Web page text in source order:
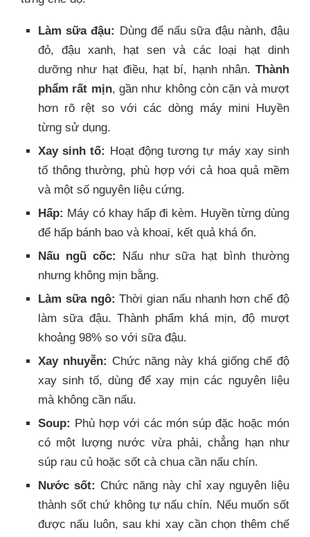
Làm sữa đậu: Dùng để nấu sữa đậu nành, đậu
đỏ, đậu xanh, hạt sen và các loại hạt dinh
dưỡng như hạt điều, hạt bí, hạnh nhân. Thành
phẩm rất mịn, gần như không còn cặn và mượt
hơn rõ rệt so với các dòng máy mini Huyền
từng sử dụng.
Xay sinh tố: Hoạt động tương tự máy xay sinh
tố thông thường, phù hợp với cả hoa quả mềm
và một số nguyên liệu cứng.
Hấp: Máy có khay hấp đi kèm. Huyền từng dùng
để hấp bánh bao và khoai, kết quả khá ổn.
Nấu ngũ cốc:
Nấu như sữa hạt bình thường
nhưng không mịn bằng.
Làm sữa ngô: Thời gian nấu nhanh hơn chế độ
làm sữa đậu. Thành phẩm khá mịn, độ mượt
khoảng 98% so với sữa đậu.
Xay nhuyễn: Chức năng này khá giống chế độ
xay sinh tố, dùng để xay mịn các nguyên liệu
mà không cần nấu.
Soup: Phù hợp với các món súp đặc hoặc món
có một lượng nước vừa phải, chẳng hạn như
súp rau củ hoặc sốt cà chua cần nấu chín.
Nước sốt: Chức năng này chỉ xay nguyên liệu
thành sốt chứ không tự nấu chín. Nếu muốn sốt
được nấu luôn, sau khi xay cần chọn thêm chế